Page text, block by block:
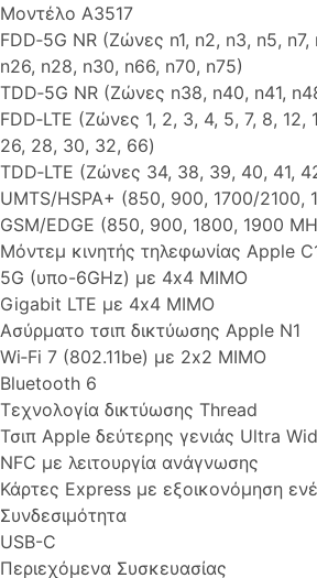
Μοντέλο A3517
FDD‑5G NR (Ζώνες n1, n2, n3, n5,
n26, n28, n30, n66, n70, n75)
TDD‑5G NR (Ζώνες n38, n40, n41,
FDD‑LTE (Ζώνες 1, 2, 3, 4, 5, 7, 8, 12,
26, 28, 30, 32, 66)
TDD‑LTE (Ζώνες 34, 38, 39, 40, 41,
UMTS/HSPA+ (850, 900, 1700/2100,
GSM/EDGE (850, 900, 1800, 1900
Μόντεμ κινητής τηλεφωνίας Apple
5G (υπο-6GHz) με 4x4 MIMO
Gigabit LTE με 4x4 MIMO
Ασύρματο τσιπ δικτύωσης Apple N1
Wi‑Fi 7 (802.11be) με 2x2 MIMO
Bluetooth 6
Τεχνολογία δικτύωσης Thread
Τσιπ Apple δεύτερης γενιάς Ultra
NFC με λειτουργία ανάγνωσης
Κάρτες Express με εξοικονόμηση
Συνδεσιμότητα
USB-C
Περιεχόμενα Συσκευασίας